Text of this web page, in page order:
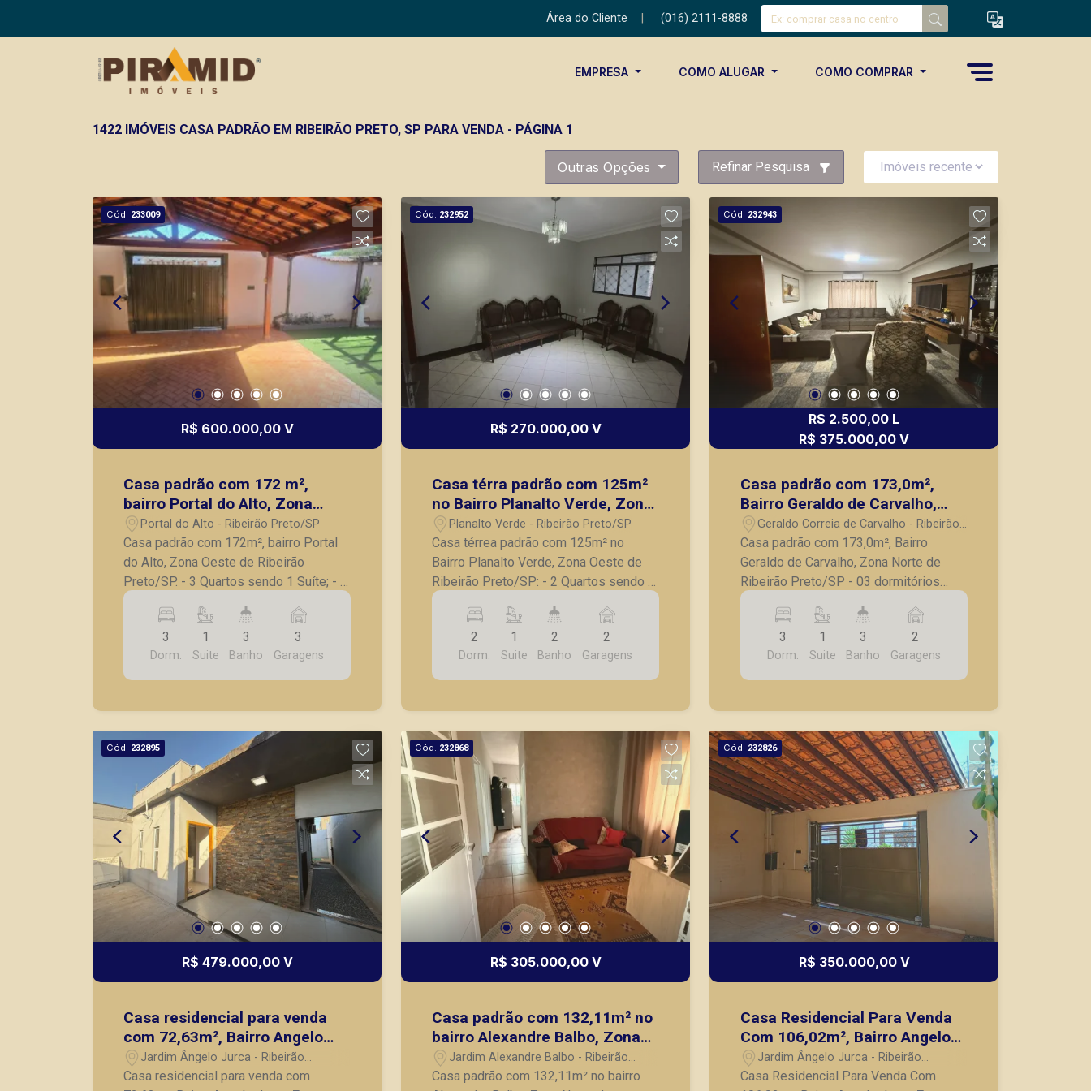
Área do Cliente (016) 2111-8888
EMPRESA COMO ALUGAR COMO COMPRAR
1422 IMÓVEIS CASA PADRÃO EM RIBEIRÃO PRETO, SP PARA VENDA - PÁGINA 1
Outras Opções Refinar Pesquisa
Cód. 233009
R$ 600.000,00 V
Casa padrão com 172 m²,
bairro Portal do Alto, Zona
Oeste de Ribeirão Preto/SP.
Portal do Alto - Ribeirão Preto/SP
Casa padrão com 172m², bairro Portal
do Alto, Zona Oeste de Ribeirão
Preto/SP. - 3 Quartos sendo 1 Suíte; - 3
Banheiros; - Sala ampla; - Cozinha; -
Garagem para 3 carros; - Quintal com
pergolado, grama sintética ; - Piscina
Aquecida; - Área de churrasco ; - Ar
condicionado ; -Ventilador ; - Armários
segurança, em locação, vendas de
imóveis prontos, usados ou mesmo
nos principais lançamentos da cidade
de Ribeirão Preto.
3
Dorm.
1
Suite
3
Banho
3
Garagens
Cód. 232952
R$ 270.000,00 V
Casa térra padrão com 125m²
no Bairro Planalto Verde, Zona
Oeste de Ribeirão Preto/SP:
Planalto Verde - Ribeirão Preto/SP
Casa térrea padrão com 125m² no
Bairro Planalto Verde, Zona Oeste de
Ribeirão Preto/SP: - 2 Quartos sendo 1
suíte; - Banheiro social; - Sala para 2
ambientes; - Cozinha com armários; -
Lavanderia; - Corredor lateral; -
Pequeno quintal no fundo; - 2 Vagas de
garagem. A Piramid tem como objetivo
imóveis prontos, usados ou mesmo
nos principais lançamentos da cidade
de Ribeirão Preto.
2
Dorm.
1
Suite
2
Banho
2
Garagens
Cód. 232943
R$ 2.500,00 L
R$ 375.000,00 V
Casa padrão com 173,0m²,
Bairro Geraldo de Carvalho,
Zona Norte de Ribeirão
Preto/SP
Geraldo Correia de Carvalho - Ribeirão
Preto/SP
Casa padrão com 173,0m², Bairro
Geraldo de Carvalho, Zona Norte de
Ribeirão Preto/SP - 03 dormitórios
com armários, sendo 01 suíte com ar-
condicionado; - Sala ampla para 02
ambientes com ar-condicionado; -
Copa; - Cozinha planejada; - Banheiro
social; - Área de serviço; - Área
cozinha e banheiro; - Portão eletrônico;
- 02 vagas de garagem. A Piramid tem
como objetivo atender seus clientes
com agilidade e segurança, em locação,
vendas de imóveis prontos, usados ou
mesmo nos principais lançamentos da
cidade de Ribeirão Preto.
3
Dorm.
1
Suite
3
Banho
2
Garagens
Cód. 232895
R$ 479.000,00 V
Casa residencial para venda
com 72,63m², Bairro Angelo
Jurca, Zona Leste de Ribeirão
Preto SP.
Jardim Ângelo Jurca - Ribeirão
Preto/SP
Casa residencial para venda com
Cód. 232868
R$ 305.000,00 V
Casa padrão com 132,11m² no
bairro Alexandre Balbo, Zona
Norte de Ribeirão Preto/SP;
Jardim Alexandre Balbo - Ribeirão
Preto/SP
Casa padrão com 132,11m² no bairro
Cód. 232826
R$ 350.000,00 V
Casa Residencial Para Venda
Com 106,02m², Bairro Angelo
Jurca, Zona Leste de Ribeirão
Preto SP
Jardim Ângelo Jurca - Ribeirão
Preto/SP
Casa Residencial Para Venda Com